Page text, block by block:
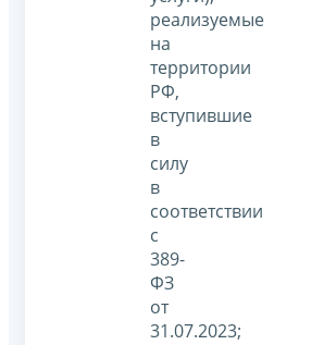
реализуемые
на
территории
РФ,
вступившие
в
силу
в
соответствии
с
389-
ФЗ
от
31.07.2023;